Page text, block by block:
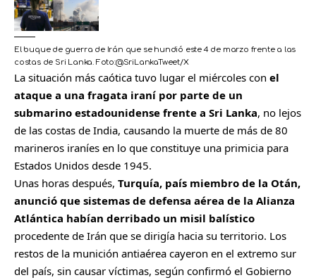
El buque de guerra de Irán que se hundió este 4 de marzo frente a las
costas de Sri Lanka. Foto:@SriLankaTweet/X
La situación más caótica tuvo lugar el miércoles con el
ataque a una fragata iraní por parte de un
submarino estadounidense frente a Sri Lanka, no lejos
de las costas de India, causando la muerte de más de 80
marineros iraníes en lo que constituye una primicia para
Estados Unidos desde 1945.
Unas horas después, Turquía, país miembro de la Otán,
anunció que sistemas de defensa aérea de la Alianza
Atlántica habían derribado un misil balístico
procedente de Irán que se dirigía hacia su territorio. Los
restos de la munición antiaérea cayeron en el extremo sur
del país, sin causar víctimas, según confirmó el Gobierno